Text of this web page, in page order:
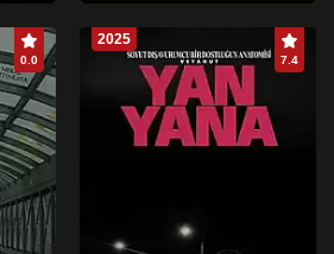
0.0
2025
7.4